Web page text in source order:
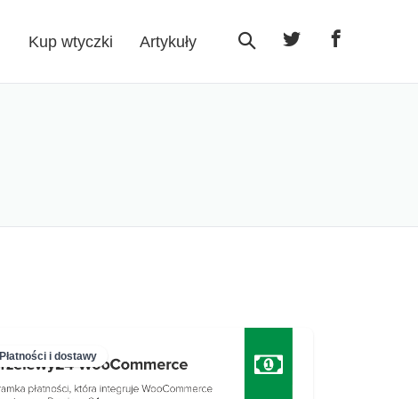
Kup wtyczki Artykuły Search Toggle
Płatności i dostawy